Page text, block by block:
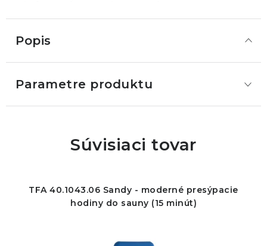
Popis
Parametre produktu
Súvisiaci tovar
TFA 40.1043.06 Sandy - moderné presýpacie
hodiny do sauny (15 minút)